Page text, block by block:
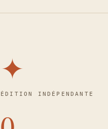
✦
ÉDITION INDÉPENDANTE